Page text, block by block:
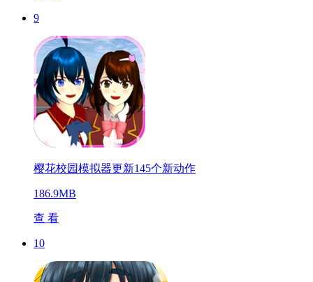
9
樱花校园模拟器更新145个新动作
186.9MB
查 看
10